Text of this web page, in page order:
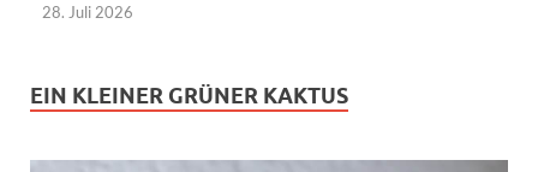
28. Juli 2026
EIN KLEINER GRÜNER KAKTUS